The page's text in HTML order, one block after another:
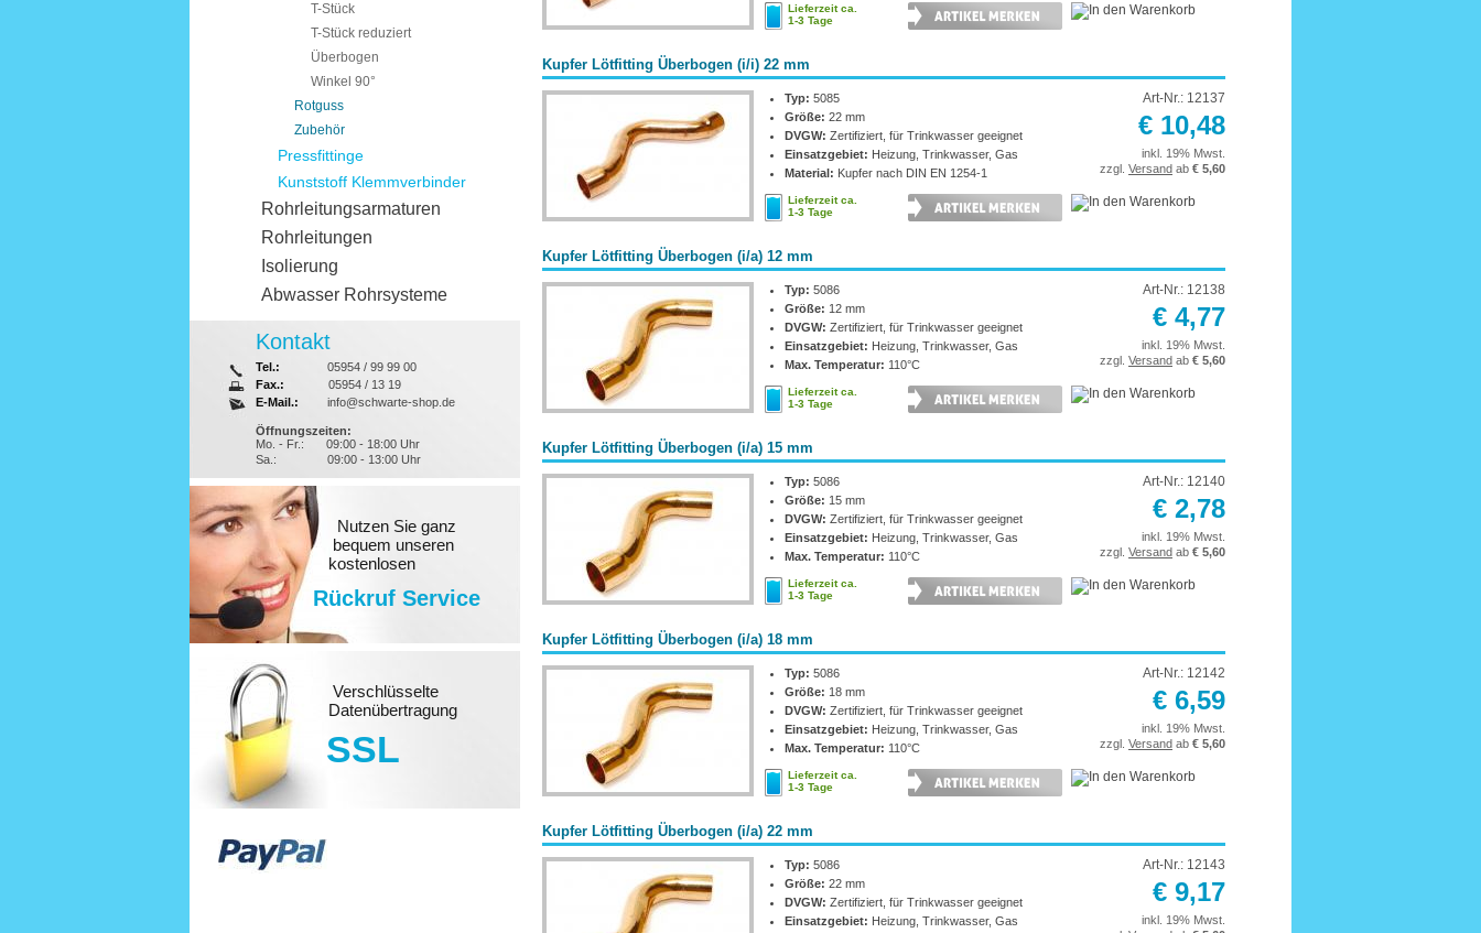
Lieferzeit ca.
1-3 Tage
Kupfer Lötfitting Überbogen (i/i) 22 mm
Typ: 5085
Größe: 22 mm
DVGW: Zertifiziert, für Trinkwasser geeignet
Einsatzgebiet: Heizung, Trinkwasser, Gas
Material: Kupfer nach DIN EN 1254-1
Art-Nr.: 12137
€ 10,48
inkl. 19% Mwst.
zzgl. Versand ab € 5,60
Lieferzeit ca.
1-3 Tage
Kupfer Lötfitting Überbogen (i/a) 12 mm
Typ: 5086
Größe: 12 mm
DVGW: Zertifiziert, für Trinkwasser geeignet
Einsatzgebiet: Heizung, Trinkwasser, Gas
Max. Temperatur: 110°C
Art-Nr.: 12138
€ 4,77
inkl. 19% Mwst.
zzgl. Versand ab € 5,60
Lieferzeit ca.
1-3 Tage
Kupfer Lötfitting Überbogen (i/a) 15 mm
Typ: 5086
Größe: 15 mm
DVGW: Zertifiziert, für Trinkwasser geeignet
Einsatzgebiet: Heizung, Trinkwasser, Gas
Max. Temperatur: 110°C
Art-Nr.: 12140
€ 2,78
inkl. 19% Mwst.
zzgl. Versand ab € 5,60
Lieferzeit ca.
1-3 Tage
Kupfer Lötfitting Überbogen (i/a) 18 mm
Typ: 5086
Größe: 18 mm
DVGW: Zertifiziert, für Trinkwasser geeignet
Einsatzgebiet: Heizung, Trinkwasser, Gas
Max. Temperatur: 110°C
Art-Nr.: 12142
€ 6,59
inkl. 19% Mwst.
zzgl. Versand ab € 5,60
Lieferzeit ca.
1-3 Tage
Kupfer Lötfitting Überbogen (i/a) 22 mm
Typ: 5086
Größe: 22 mm
DVGW: Zertifiziert, für Trinkwasser geeignet
Einsatzgebiet: Heizung, Trinkwasser, Gas
Art-Nr.: 12143
€ 9,17
inkl. 19% Mwst.
T-Stück
T-Stück reduziert
Überbogen
Winkel 90°
Rotguss
Zubehör
Pressfittinge
Kunststoff Klemmverbinder
Rohrleitungsarmaturen
Rohrleitungen
Isolierung
Abwasser Rohrsysteme
Kontakt
Tel.:
05954 / 99 99 00
Fax.:
05954 / 13 19
E-Mail.:
info@schwarte-shop.de
Öffnungszeiten:
Mo. - Fr.:
09:00 - 18:00 Uhr
Sa.:
09:00 - 13:00 Uhr
Nutzen Sie ganz
bequem unseren
kostenlosen
Rückruf Service
Verschlüsselte
Datenübertragung
SSL